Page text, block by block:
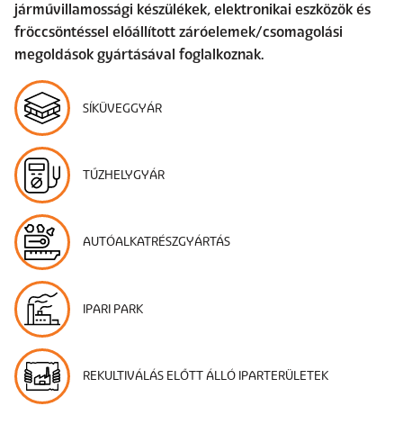
SÍKÜVEGGYÁR
TŰZHELYGYÁR
AUTÓALKATRÉSZGYÁRTÁS
IPARI PARK
REKULTIVÁLÁS ELŐTT ÁLLÓ IPARTERÜLETEK
járművillamossági készülékek, elektronikai eszközök és
fröccsöntéssel előállított záróelemek/csomagolási
megoldások gyártásával foglalkoznak.